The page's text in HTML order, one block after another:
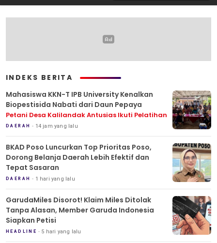
INDEKS BERITA
Mahasiswa KKN-T IPB University Kenalkan
Biopestisida Nabati dari Daun Pepaya
Petani Desa Kalilandak Antusias Ikuti Pelatihan
DAERAH 14 jam yang lalu
BKAD Poso Luncurkan Top Prioritas Poso,
Dorong Belanja Daerah Lebih Efektif dan
Tepat Sasaran
DAERAH 1 hari yang lalu
GarudaMiles Disorot! Klaim Miles Ditolak
Tanpa Alasan, Member Garuda Indonesia
Siapkan Petisi
HEADLINE 5 hari yang lalu